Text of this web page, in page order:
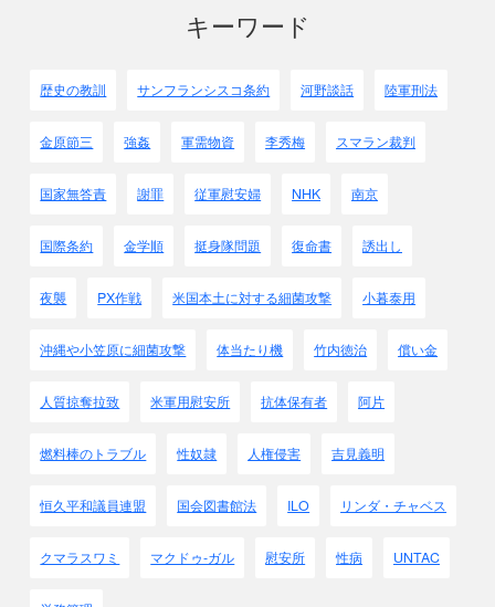
● 国際委員会委員長ラ－ベの報告書
またこの日(13日)のうちに武器を持たずに
この他の数千の人々は、日本人によって
何千人もの人がこうして
恐るべき光景が展開されました。
とりわけ、見つけだされた元兵士の数が
まだ少なすぎると思われたので、
同時に射殺されたのでした。
こうして処刑されたもののうち
気絶しただけだったのに、
ガソリンを振りかけられ、
これほどひどい目にあわされた者のうち
死亡する前に残忍な処刑について
キーワード
歴史の教訓 サンフランシスコ条約 河野談話 陸軍刑法
金原節三 強姦 軍需物資 李秀梅 スマラン裁判
国家無答責 謝罪 従軍慰安婦 NHK 南京
国際条約 金学順 挺身隊問題 復命書 誘出し
夜襲 PX作戦 米国本土に対する細菌攻撃 小暮泰用
沖縄や小笠原に細菌攻撃 体当たり機 竹内徳治 償い金
人質掠奪拉致 米軍用慰安所 抗体保有者 阿片
燃料棒のトラブル 性奴隷 人権侵害 吉見義明
恒久平和議員連盟 国会図書館法 ILO リンダ・チャベス
クマラスワミ マクドゥ-ガル 慰安所 性病 UNTAC